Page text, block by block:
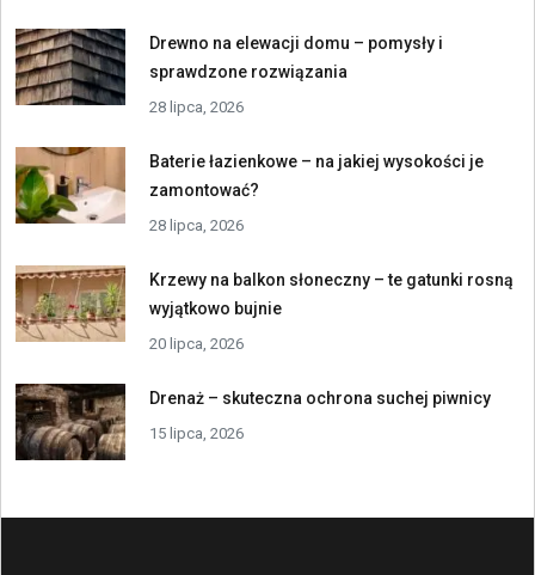
Drewno na elewacji domu – pomysły i
sprawdzone rozwiązania
28 lipca, 2026
Baterie łazienkowe – na jakiej wysokości je
zamontować?
28 lipca, 2026
Krzewy na balkon słoneczny – te gatunki rosną
wyjątkowo bujnie
20 lipca, 2026
Drenaż – skuteczna ochrona suchej piwnicy
15 lipca, 2026